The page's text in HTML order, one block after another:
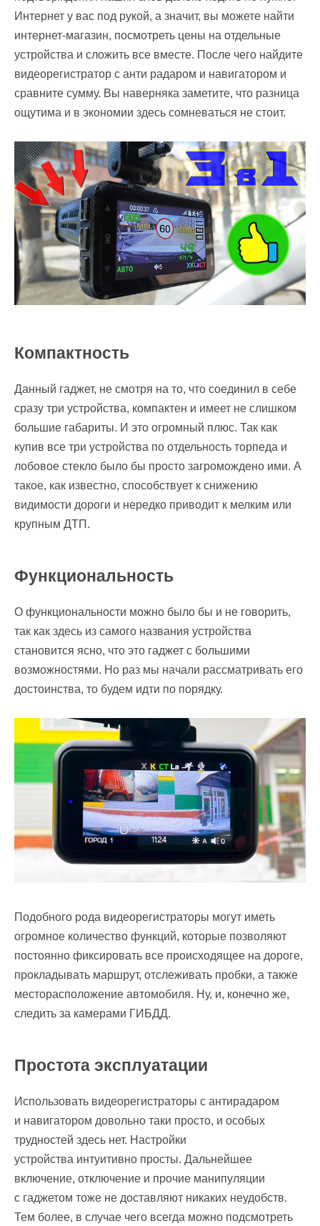
Интернет у вас под рукой, а значит, вы можете найти
интернет-магазин, посмотреть цены на отдельные
устройства и сложить все вместе. После чего найдите
видеорегистратор с анти радаром и навигатором и
сравните сумму. Вы наверняка заметите, что разница
ощутима и в экономии здесь сомневаться не стоит.
Компактность
Данный гаджет, не смотря на то, что соединил в себе
сразу три устройства, компактен и имеет не слишком
большие габариты. И это огромный плюс. Так как
купив все три устройства по отдельность торпеда и
лобовое стекло было бы просто загромождено ими. А
такое, как известно, способствует к снижению
видимости дороги и нередко приводит к мелким или
крупным ДТП.
Функциональность
О функциональности можно было бы и не говорить,
так как здесь из самого названия устройства
становится ясно, что это гаджет с большими
возможностями. Но раз мы начали рассматривать его
достоинства, то будем идти по порядку.
Подобного рода видеорегистраторы могут иметь
огромное количество функций, которые позволяют
постоянно фиксировать все происходящее на дороге,
прокладывать маршрут, отслеживать пробки, а также
месторасположение автомобиля. Ну, и, конечно же,
следить за камерами ГИБДД.
Простота эксплуатации
Использовать видеорегистраторы с антирадаром
и навигатором довольно таки просто, и особых
трудностей здесь нет. Настройки
устройства интуитивно просты. Дальнейшее
включение, отключение и прочие манипуляции
с гаджетом тоже не доставляют никаких неудобств.
Тем более, в случае чего всегда можно подсмотреть